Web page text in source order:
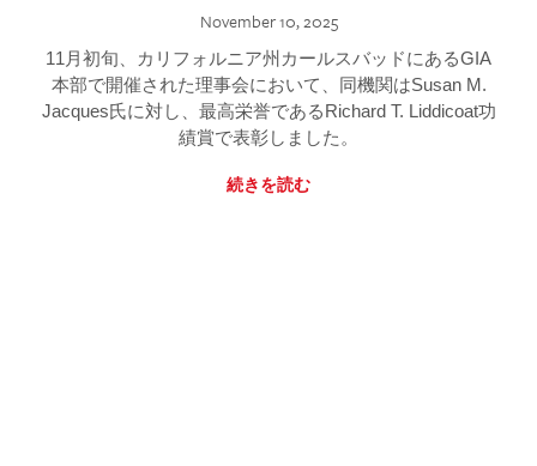
November 10, 2025
11月初旬、カリフォルニア州カールスバッドにあるGIA
本部で開催された理事会において、同機関はSusan M.
Jacques氏に対し、最高栄誉であるRichard T. Liddicoat功
績賞で表彰しました。
続きを読む